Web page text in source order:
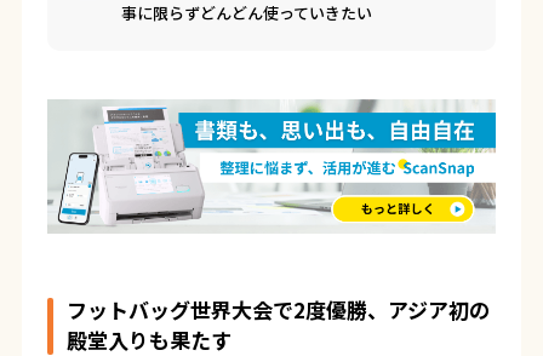
事に限らずどんどん使っていきたい
フットバッグ世界大会で2度優勝、アジア初の
殿堂入りも果たす